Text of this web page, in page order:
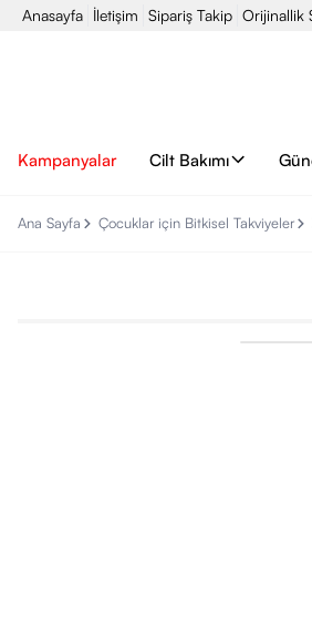
Anasayfa İletişim Sipariş Takip Orijinallik
Kampanyalar Cilt Bakımı
Ana Sayfa Çocuklar için Bitkisel Takviyeler